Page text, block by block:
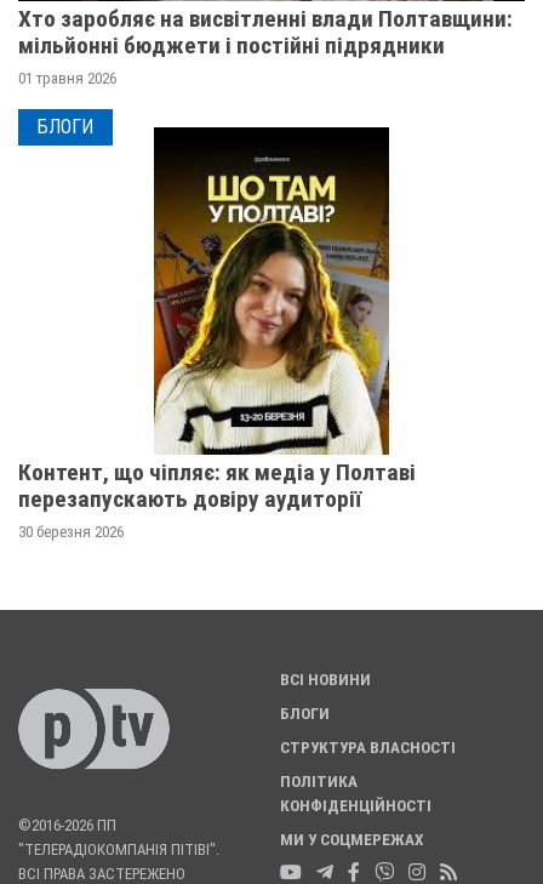
Хто заробляє на висвітленні влади Полтавщини:
мільйонні бюджети і постійні підрядники
01 травня 2026
БЛОГИ
Контент, що чіпляє: як медіа у Полтаві
перезапускають довіру аудиторії
30 березня 2026
©2016-2026 ПП
"ТЕЛЕРАДІОКОМПАНІЯ ПІТІВІ".
ВСІ ПРАВА ЗАСТЕРЕЖЕНО
ВСІ НОВИНИ
БЛОГИ
СТРУКТУРА ВЛАСНОСТІ
ПОЛІТИКА
КОНФІДЕНЦІЙНОСТІ
МИ У СОЦМЕРЕЖАХ